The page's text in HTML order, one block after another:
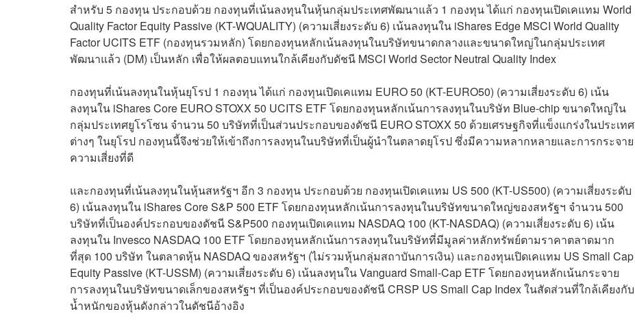
สำหรับ 5 กองทุน ประกอบด้วย กองทุนที่เน้นลงทุนในหุ้นกลุ่มประเทศพัฒนาแล้ว 1 กองทุน ได้แก่ กองทุนเปิดเคแทม World
Quality Factor Equity Passive (KT-WQUALITY) (ความเสี่ยงระดับ 6) เน้นลงทุนใน iShares Edge MSCI World Quality
Factor UCITS ETF (กองทุนรวมหลัก) โดยกองทุนหลักเน้นลงทุนในบริษัทขนาดกลางและขนาดใหญ่ในกลุ่มประเทศ
พัฒนาแล้ว (DM) เป็นหลัก เพื่อให้ผลตอบแทนใกล้เคียงกับดัชนี MSCI World Sector Neutral Quality Index
กองทุนที่เน้นลงทุนในหุ้นยุโรป 1 กองทุน ได้แก่ กองทุนเปิดเคแทม EURO 50 (KT-EURO50) (ความเสี่ยงระดับ 6) เน้น
ลงทุนใน iShares Core EURO STOXX 50 UCITS ETF โดยกองทุนหลักเน้นการลงทุนในบริษัท Blue-chip ขนาดใหญ่ใน
กลุ่มประเทศยูโรโซน จำนวน 50 บริษัทที่เป็นส่วนประกอบของดัชนี EURO STOXX 50 ด้วยเศรษฐกิจที่แข็งแกร่งในประเทศ
ต่างๆ ในยุโรป กองทุนนี้จึงช่วยให้เข้าถึงการลงทุนในบริษัทที่เป็นผู้นำในตลาดยุโรป ซึ่งมีความหลากหลายและการกระจาย
ความเสี่ยงที่ดี
และกองทุนที่เน้นลงทุนในหุ้นสหรัฐฯ อีก 3 กองทุน ประกอบด้วย กองทุนเปิดเคแทม US 500 (KT-US500) (ความเสี่ยงระดับ
6) เน้นลงทุนใน iShares Core S&P 500 ETF โดยกองทุนหลักเน้นการลงทุนในบริษัทขนาดใหญ่ของสหรัฐฯ จำนวน 500
บริษัทที่เป็นองค์ประกอบของดัชนี S&P500 กองทุนเปิดเคแทม NASDAQ 100 (KT-NASDAQ) (ความเสี่ยงระดับ 6) เน้น
ลงทุนใน Invesco NASDAQ 100 ETF โดยกองทุนหลักเน้นการลงทุนในบริษัทที่มีมูลค่าหลักทรัพย์ตามราคาตลาดมาก
ที่สุด 100 บริษัท ในตลาดหุ้น NASDAQ ของสหรัฐฯ (ไม่รวมหุ้นกลุ่มสถาบันการเงิน) และกองทุนเปิดเคแทม US Small Cap
Equity Passive (KT-USSM) (ความเสี่ยงระดับ 6) เน้นลงทุนใน Vanguard Small-Cap ETF โดยกองทุนหลักเน้นกระจาย
การลงทุนในบริษัทขนาดเล็กของสหรัฐฯ ที่เป็นองค์ประกอบของดัชนี CRSP US Small Cap Index ในสัดส่วนที่ใกล้เคียงกับ
น้ำหนักของหุ้นดังกล่าวในดัชนีอ้างอิง